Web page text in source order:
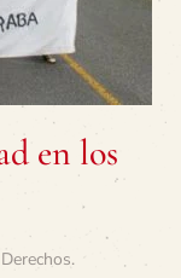
en los
Derechos.